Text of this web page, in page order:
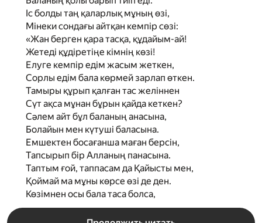
Іс болды таң қаларлық мұның өзі,
Мінеки сондағы айтқан кемпір сөзі:
«Жан берген қара тасқа, құдайым-ай!
Жетеді құдіретіңе кімнің көзі!
Елуге кемпір едім жасым жеткен,
Сорлы едім бала көрмей зарлап өткен.
Тамыры құрып қалған тас желіннен
Сүт ақса мұнан бұрын қайда кеткен?
Сәлем айт бұл баланың анасына,
Болайын мен күтуші баласына.
Емшектен босағанша маған берсін,
Тапсырып бір Алланың панасына.
Таптым ғой, таппасам да Қайысты мен,
Қоймай ма мұны көрсе өзі де ден.
Көзімнен осы бала таса болса,